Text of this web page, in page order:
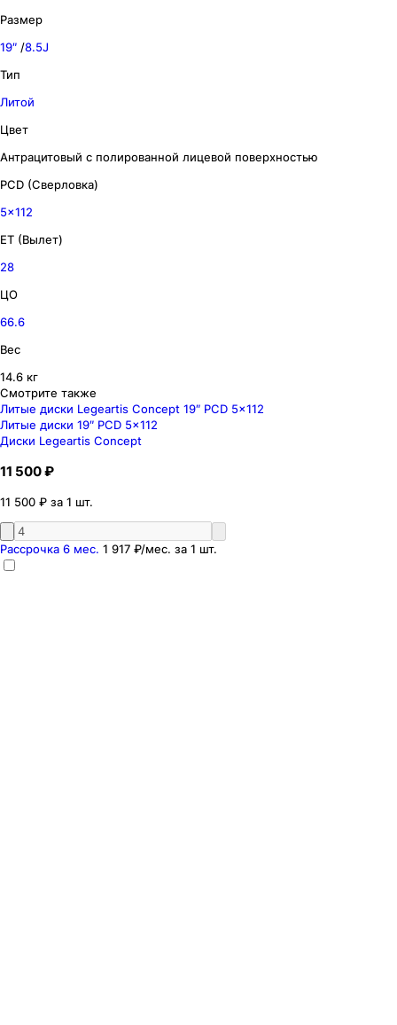
Размер
19″ /8.5J
Тип
Литой
Цвет
Антрацитовый с полированной лицевой поверхностью
PCD (Сверловка)
5x112
ET (Вылет)
28
ЦО
66.6
Вес
14.6 кг
Смотрите также
Литые диски Legeartis Concept 19″ PCD 5x112
Литые диски 19″ PCD 5x112
Диски Legeartis Concept
11 500 ₽
11 500 ₽ за 1 шт.
Рассрочка 6 мес. 1 917 ₽/мес. за 1 шт.